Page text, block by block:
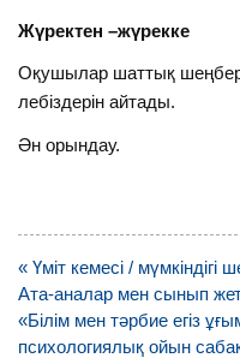
Жүректен –жүрекке
Оқушылар шаттық
лебіздерін айтады.
Ән орындау.
Навигация
по
записям
« Үміт кемесі /
Ата-аналар мен сынып
«Білім мен тәрбие егіз
психологиялық ойын